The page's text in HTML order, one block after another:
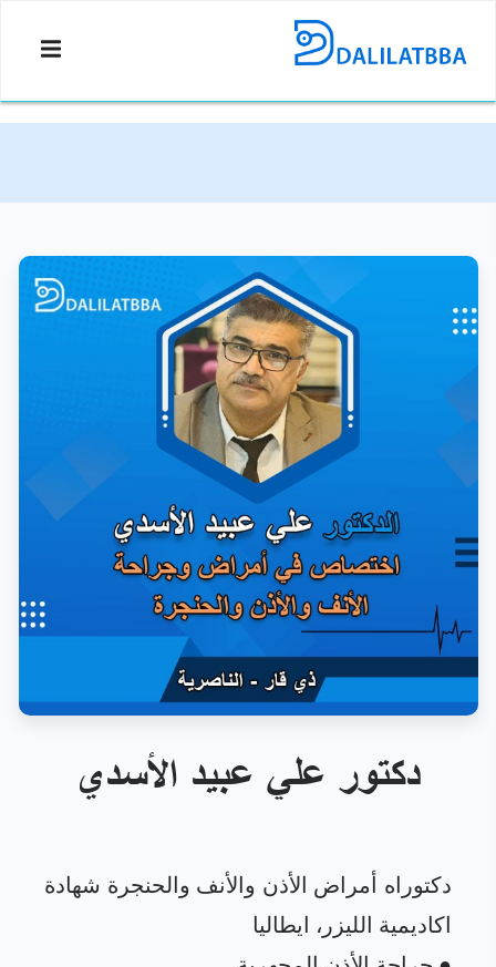
دكتور علي عبيد الأسدي
دكتوراه أمراض الأذن والأنف والحنجرة شهادة